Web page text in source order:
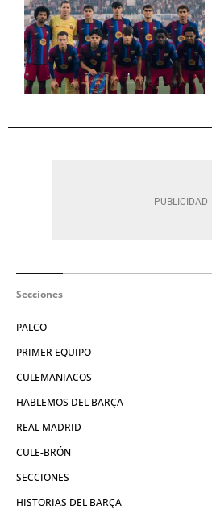
Secciones
PALCO
PRIMER EQUIPO
CULEMANIACOS
HABLEMOS DEL BARÇA
REAL MADRID
CULE-BRÓN
SECCIONES
HISTORIAS DEL BARÇA